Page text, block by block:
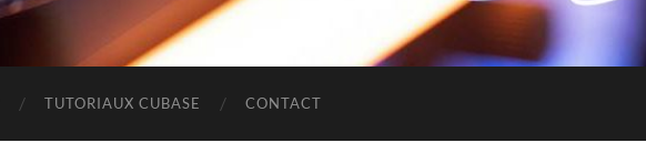
TUTORIAUX CUBASE CONTACT